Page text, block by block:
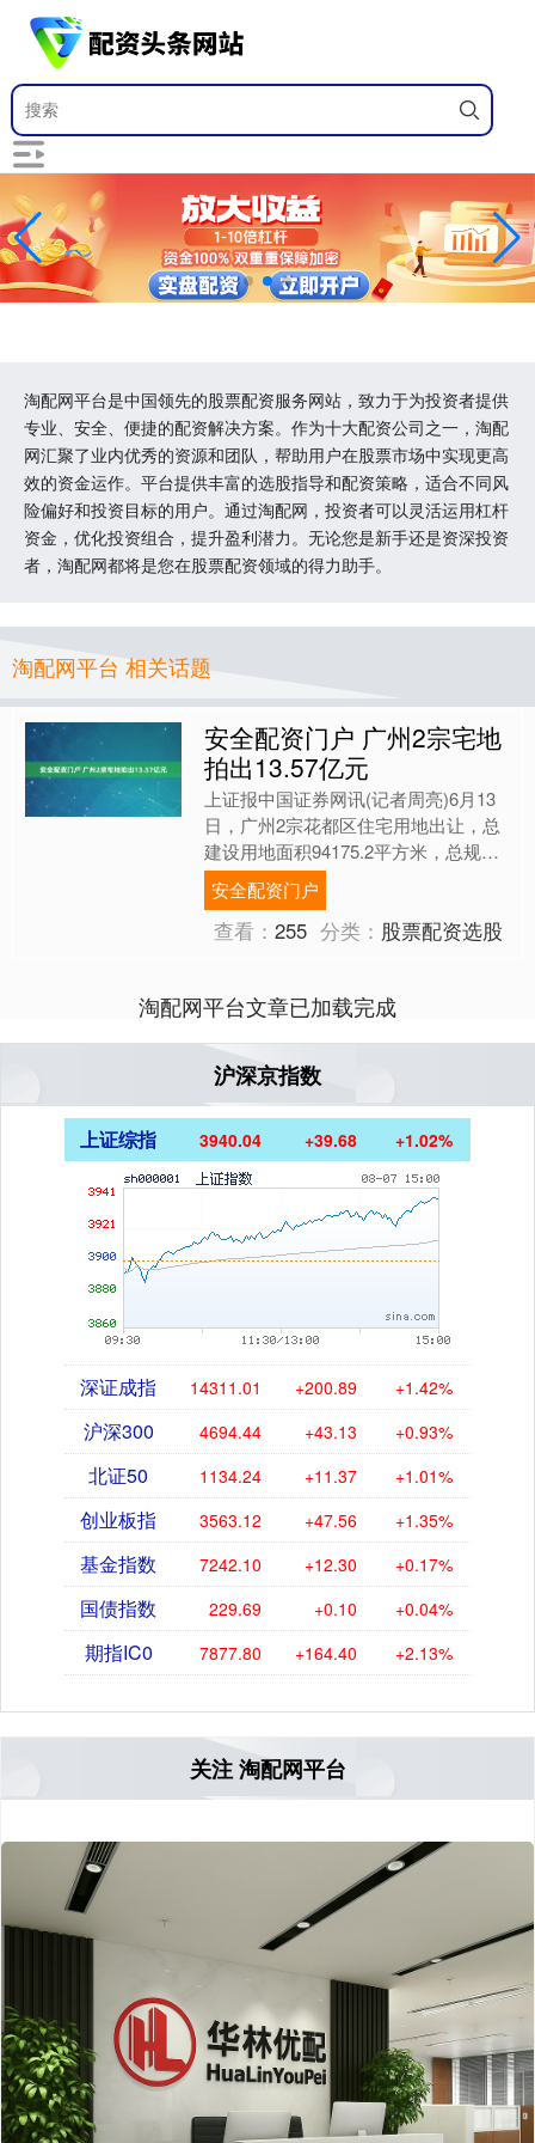
淘配网平台是中国领先的股票配资服务网站，致力于为投资者提供
专业、安全、便捷的配资解决方案。作为十大配资公司之一，淘配
网汇聚了业内优秀的资源和团队，帮助用户在股票市场中实现更高
效的资金运作。平台提供丰富的选股指导和配资策略，适合不同风
险偏好和投资目标的用户。通过淘配网，投资者可以灵活运用杠杆
资金，优化投资组合，提升盈利潜力。无论您是新手还是资深投资
者，淘配网都将是您在股票配资领域的得力助手。
淘配网平台 相关话题
安全配资门户 广州2宗宅地
拍出13.57亿元
上证报中国证券网讯(记者周亮)6月13
日，广州2宗花都区住宅用地出让，总
建设用地面积94175.2平方米，总规划
建筑面积127624平方米，总起始价
13.57亿....
安全配资门户
查看：255 分类： 股票配资选股
淘配网平台文章已加载完成
沪深京指数
上证综指 3940.04 +39.68 +1.02%
深证成指 14311.01 +200.89 +1.42%
沪深300 4694.44 +43.13 +0.93%
北证50 1134.24 +11.37 +1.01%
创业板指 3563.12 +47.56 +1.35%
基金指数 7242.10 +12.30 +0.17%
国债指数 229.69 +0.10 +0.04%
期指IC0 7877.80 +164.40 +2.13%
关注 淘配网平台